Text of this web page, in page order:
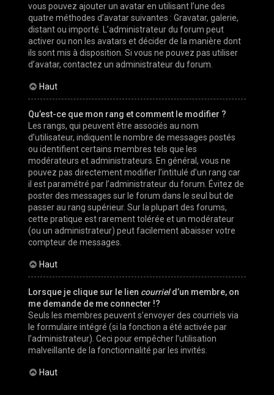
vous pouvez ajouter un avatar en utilisant l’une des
quatre méthodes d’avatar suivantes : Gravatar, galerie,
distant ou importé. L’administrateur du forum peut
activer ou non les avatars et décider de la manière dont
ils sont mis à disposition. Si vous ne pouvez pas utiliser
d’avatar, contactez un administrateur du forum.
Haut
Qu’est-ce que mon rang et comment le modifier ?
Les rangs, qui peuvent être associés au nom
d’utilisateur, indiquent le nombre de messages postés
ou identifient certains membres tels que les
modérateurs et administrateurs. En général, vous ne
pouvez pas directement modifier l’intitulé d’un rang car
il est paramétré par l’administrateur du forum. Évitez de
poster des messages sur le forum dans le seul but de
passer au rang supérieur. Sur la plupart des forums,
cette pratique est rarement tolérée et un modérateur
(ou un administrateur) peut facilement abaisser votre
compteur de messages.
Haut
Lorsque je clique sur le lien courrield’un membre, on
me demande de me connecter !?
Seuls les membres peuvent s’envoyer des courriels via
le formulaire intégré (si la fonction a été activée par
l’administrateur). Ceci pour empêcher l’utilisation
malveillante de la fonctionnalité par les invités.
Haut